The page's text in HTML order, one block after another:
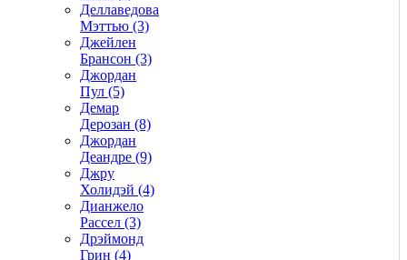
Деллаведова
Мэттью (3)
Джейлен
Брансон (3)
Джордан
Пул (5)
Демар
Дерозан (8)
Джордан
Деандре (9)
Джру
Холидэй (4)
Дианжело
Рассел (3)
Дрэймонд
Грин (4)